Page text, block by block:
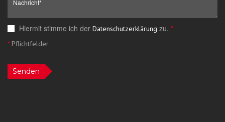
Hiermit stimme ich der Datenschutzerklärung zu. *
*Pflichtfelder
Senden